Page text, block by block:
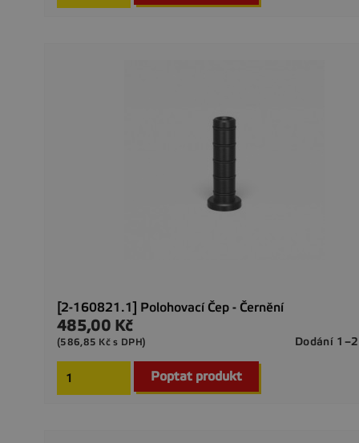
[2-160821.1] Polohovací Čep - Černění
Cena
485,00 Kč
Dodání
(586,85 Kč s DPH)
Poptat produkt